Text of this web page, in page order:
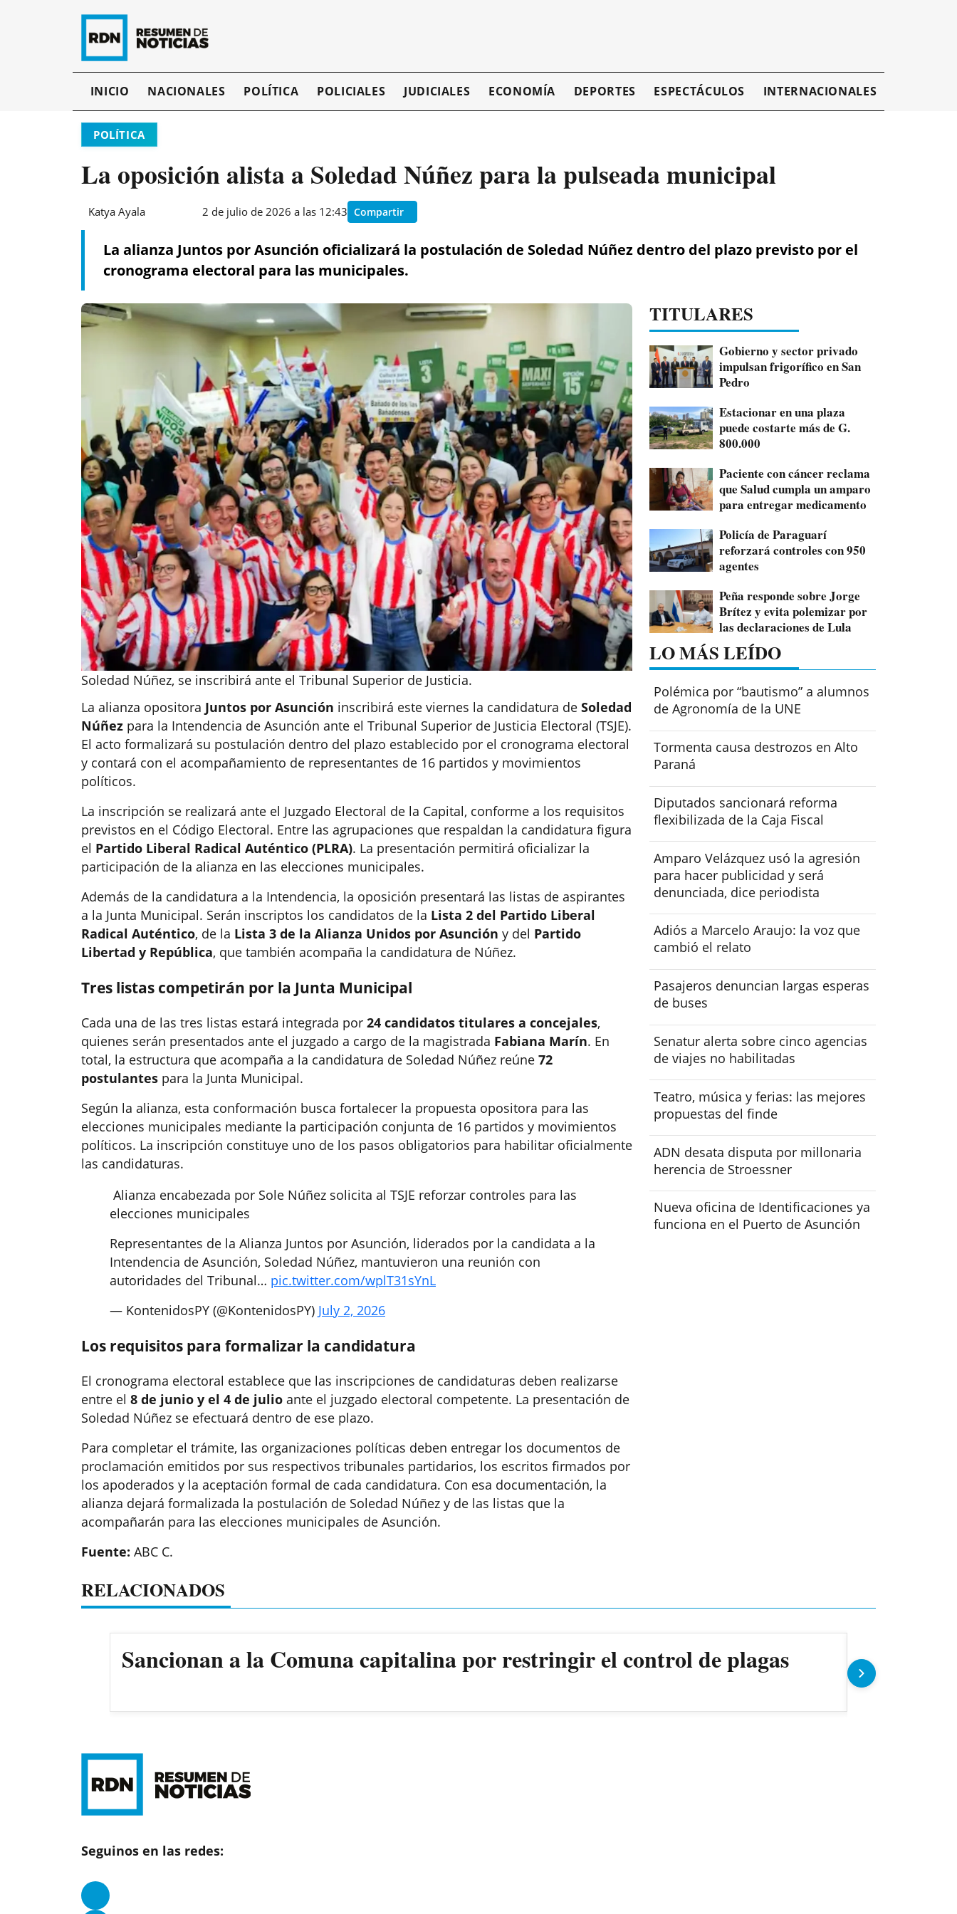
INICIO NACIONALES POLÍTICA POLICIALES JUDICIALES ECONOMÍA DEPORTES ESPECTÁCULOS INTERNACIONALES
POLÍTICA
La oposición alista a Soledad Núñez para la pulseada municipal
Katya Ayala 2 de julio de 2026 a las 12:43 Compartir
La alianza Juntos por Asunción oficializará la postulación de Soledad Núñez dentro del plazo previsto por el
cronograma electoral para las municipales.
Soledad Núñez, se inscribirá ante el Tribunal Superior de Justicia.
La alianza opositora Juntos por Asunción inscribirá este viernes la candidatura de Soledad
Núñez para la Intendencia de Asunción ante el Tribunal Superior de Justicia Electoral (TSJE).
El acto formalizará su postulación dentro del plazo establecido por el cronograma electoral
y contará con el acompañamiento de representantes de 16 partidos y movimientos
políticos.
La inscripción se realizará ante el Juzgado Electoral de la Capital, conforme a los requisitos
previstos en el Código Electoral. Entre las agrupaciones que respaldan la candidatura figura
el Partido Liberal Radical Auténtico (PLRA). La presentación permitirá oficializar la
participación de la alianza en las elecciones municipales.
Además de la candidatura a la Intendencia, la oposición presentará las listas de aspirantes
a la Junta Municipal. Serán inscriptos los candidatos de la Lista 2 del Partido Liberal
Radical Auténtico, de la Lista 3 de la Alianza Unidos por Asunción y del Partido
Libertad y República, que también acompaña la candidatura de Núñez.
Tres listas competirán por la Junta Municipal
Cada una de las tres listas estará integrada por 24 candidatos titulares a concejales,
quienes serán presentados ante el juzgado a cargo de la magistrada Fabiana Marín. En
total, la estructura que acompaña a la candidatura de Soledad Núñez reúne 72
postulantes para la Junta Municipal.
Según la alianza, esta conformación busca fortalecer la propuesta opositora para las
elecciones municipales mediante la participación conjunta de 16 partidos y movimientos
políticos. La inscripción constituye uno de los pasos obligatorios para habilitar oficialmente
las candidaturas.
️ Alianza encabezada por Sole Núñez solicita al TSJE reforzar controles para las
elecciones municipales
Representantes de la Alianza Juntos por Asunción, liderados por la candidata a la
Intendencia de Asunción, Soledad Núñez, mantuvieron una reunión con
autoridades del Tribunal… pic.twitter.com/wplT31sYnL
— KontenidosPY (@KontenidosPY) July 2, 2026
Los requisitos para formalizar la candidatura
El cronograma electoral establece que las inscripciones de candidaturas deben realizarse
entre el 8 de junio y el 4 de julio ante el juzgado electoral competente. La presentación de
Soledad Núñez se efectuará dentro de ese plazo.
Para completar el trámite, las organizaciones políticas deben entregar los documentos de
proclamación emitidos por sus respectivos tribunales partidarios, los escritos firmados por
los apoderados y la aceptación formal de cada candidatura. Con esa documentación, la
alianza dejará formalizada la postulación de Soledad Núñez y de las listas que la
acompañarán para las elecciones municipales de Asunción.
Fuente: ABC C.
TITULARES
Gobierno y sector privado
impulsan frigorífico en San
Pedro
Estacionar en una plaza
puede costarte más de G.
800.000
Paciente con cáncer reclama
que Salud cumpla un amparo
para entregar medicamento
Policía de Paraguarí
reforzará controles con 950
agentes
Peña responde sobre Jorge
Brítez y evita polemizar por
las declaraciones de Lula
LO MÁS LEÍDO
Polémica por “bautismo” a alumnos
de Agronomía de la UNE
Tormenta causa destrozos en Alto
Paraná
Diputados sancionará reforma
flexibilizada de la Caja Fiscal
Amparo Velázquez usó la agresión
para hacer publicidad y será
denunciada, dice periodista
Adiós a Marcelo Araujo: la voz que
cambió el relato
Pasajeros denuncian largas esperas
de buses
Senatur alerta sobre cinco agencias
de viajes no habilitadas
Teatro, música y ferias: las mejores
propuestas del finde
ADN desata disputa por millonaria
herencia de Stroessner
Nueva oficina de Identificaciones ya
funciona en el Puerto de Asunción
RELACIONADOS
Sancionan a la Comuna capitalina por restringir el control de plagas
Seguinos en las redes: